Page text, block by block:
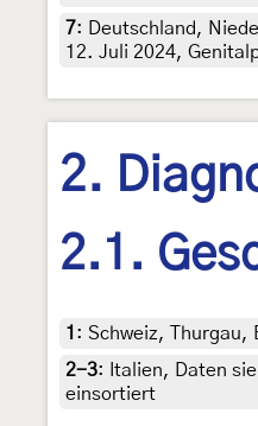
7:
Deutschland,
12. Juli 2024,
2.
2.1.
1 : Schweiz, Thurgau,
2-3:
Italien, Daten
einsortiert